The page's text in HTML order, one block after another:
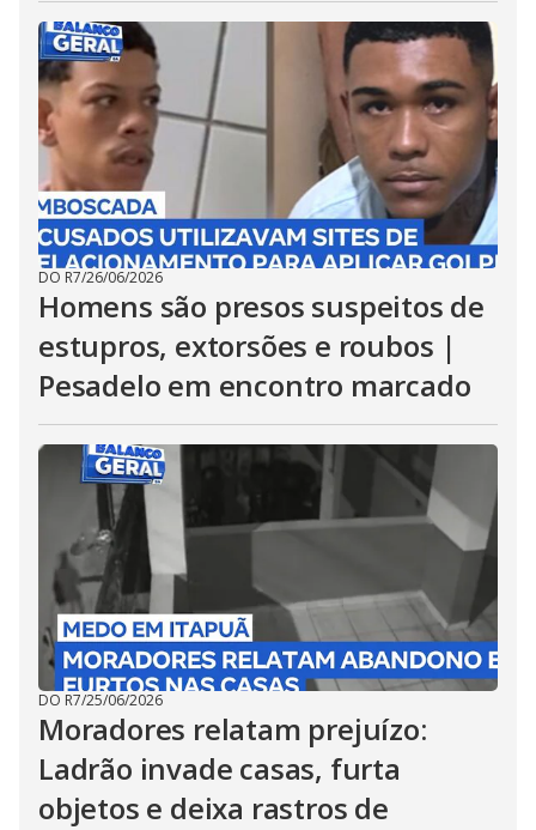
DO R7/26/06/2026
Homens são presos suspeitos de
estupros, extorsões e roubos |
Pesadelo em encontro marcado
DO R7/25/06/2026
Moradores relatam prejuízo:
Ladrão invade casas, furta
objetos e deixa rastros de